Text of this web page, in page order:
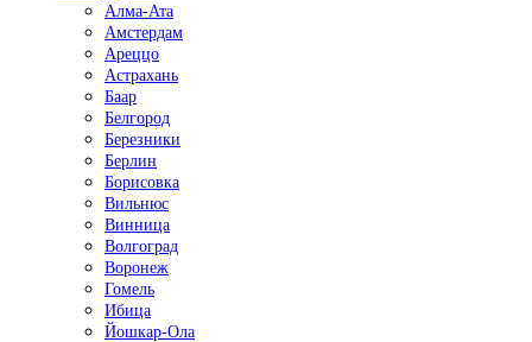
Алма-Ата
Амстердам
Ареццо
Астрахань
Баар
Белгород
Березники
Берлин
Борисовка
Вильнюс
Винница
Волгоград
Воронеж
Гомель
Ибица
Йошкар-Ола